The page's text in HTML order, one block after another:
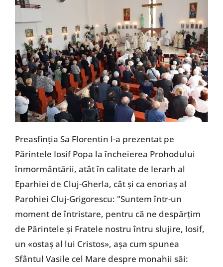
Preasfinția Sa Florentin l-a prezentat pe
Părintele Iosif Popa la încheierea Prohodului
înmormântării, atât în calitate de Ierarh al
Eparhiei de Cluj-Gherla, cât și ca enoriaș al
Parohiei Cluj-Grigorescu: "Suntem într-un
moment de întristare, pentru că ne despărțim
de Părintele și Fratele nostru întru slujire, Iosif,
un «ostaș al lui Cristos», așa cum spunea
Sfântul Vasile cel Mare despre monahii săi: